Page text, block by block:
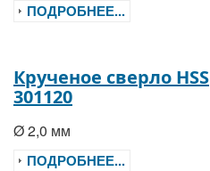
ПОДРОБНЕЕ...
Крученое сверло HSS
301120
Ø 2,0 мм
ПОДРОБНЕЕ...